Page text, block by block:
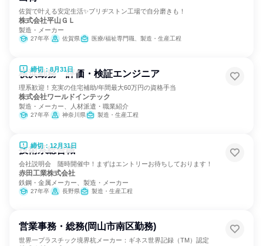
佐賀で叶える安定生活✨ブリヂストン工場で自分磨きも！
株式会社平山ＧＬ
製造・メーカー
27年卒 佐賀県 医療/福祉専門職、製造・生産工程
締切：8月31日
横浜勤務 評価・検証エンジニア
理系歓迎！充実の住宅補助/年間最大60万円の資格手当
株式会社ワールドインテック
製造・メーカー、人材派遣・職業紹介
27年卒 神奈川県 製造・生産工程
締切：12月31日
技術系総合職
会社説明会 随時開催中！まずはエントリーお待ちしております！
赤田工業株式会社
鉄鋼・金属メーカー、製造・メーカー
27年卒 長野県 製造・生産工程
営業事務・総務(岡山市南区勤務)
世界一プラスチック境界杭メーカー：ギネス世界記録（TM）認定